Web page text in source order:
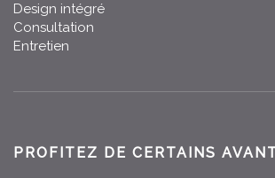
Design intégré
Consultation
Entretien
PROFITEZ DE CERTAINS